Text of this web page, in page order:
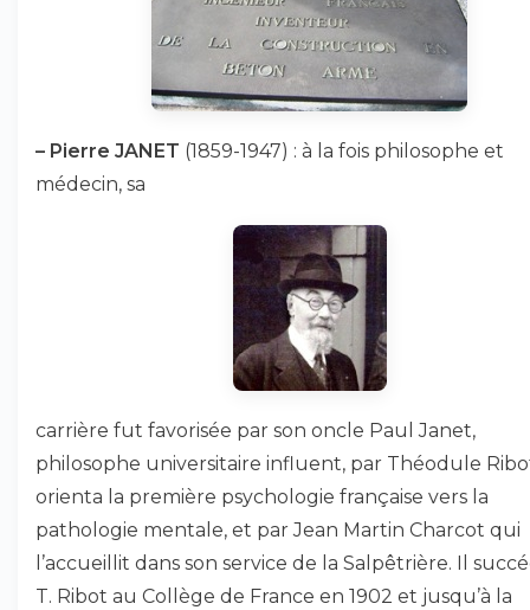
– Pierre JANET (1859-1947) : à la fois philosophe et
médecin, sa
carrière fut favorisée par son oncle Paul Janet,
philosophe universitaire influent, par Théodule
orienta la première psychologie française vers la
pathologie mentale, et par Jean Martin Charcot qui
l’accueillit dans son service de la Salpêtrière. Il
T. Ribot au Collège de France en 1902 et jusqu’à la